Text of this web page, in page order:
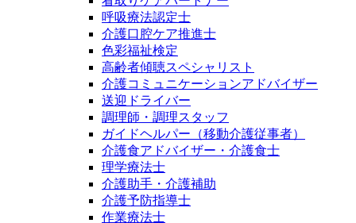
呼吸療法認定士
介護口腔ケア推進士
色彩福祉検定
高齢者傾聴スペシャリスト
介護コミュニケーションアドバイザー
送迎ドライバー
調理師・調理スタッフ
ガイドヘルパー（移動介護従事者）
介護食アドバイザー・介護食士
理学療法士
介護助手・介護補助
介護予防指導士
作業療法士